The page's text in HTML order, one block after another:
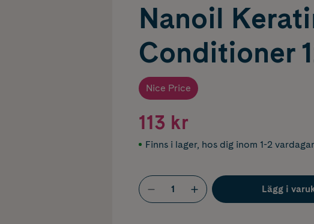
Nanoil
Conditioner
Nice Price
113 kr
Finns i lager, hos dig inom 1-2 vardagar
Lägg i